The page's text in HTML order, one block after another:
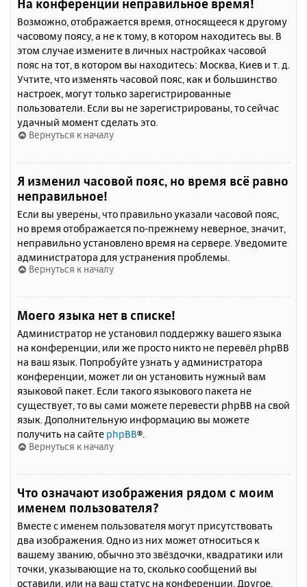
На конференции неправильное время!
Возможно, отображается время, относящееся к другому
часовому поясу, а не к тому, в котором находитесь вы. В
этом случае измените в личных настройках часовой
пояс на тот, в котором вы находитесь: Москва, Киев и т. д.
Учтите, что изменять часовой пояс, как и большинство
настроек, могут только зарегистрированные
пользователи. Если вы не зарегистрированы, то сейчас
удачный момент сделать это.
Вернуться к началу
Я изменил часовой пояс, но время всё равно
неправильное!
Если вы уверены, что правильно указали часовой пояс,
но время отображается по-прежнему неверное, значит,
неправильно установлено время на сервере. Уведомите
администратора для устранения проблемы.
Вернуться к началу
Моего языка нет в списке!
Администратор не установил поддержку вашего языка
на конференции, или же просто никто не перевёл phpBB
на ваш язык. Попробуйте узнать у администратора
конференции, может ли он установить нужный вам
языковой пакет. Если такого языкового пакета не
существует, то вы сами можете перевести phpBB на свой
язык. Дополнительную информацию вы можете
получить на сайте phpBB®.
Вернуться к началу
Что означают изображения рядом с моим
именем пользователя?
Вместе с именем пользователя могут присутствовать
два изображения. Одно из них может относиться к
вашему званию, обычно это звёздочки, квадратики или
точки, указывающие на то, сколько сообщений вы
оставили, или на ваш статус на конференции. Другое,